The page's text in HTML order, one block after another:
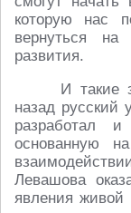
которую нас
вернуться на
развития.
И такие
назад русский
разработал
основанную
Левашова
явления